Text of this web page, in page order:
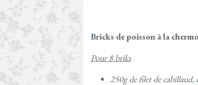
Bricks de poisson à la
Pour 8 briks
250g de filet de cabillaud,